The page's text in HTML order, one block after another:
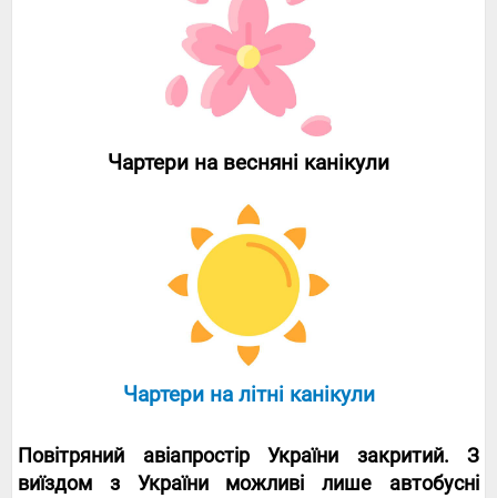
Чартери на весняні канікули
Чартери на літні канікули
Повітряний авіапростір України закритий. З
виїздом з України можливі лише автобусні